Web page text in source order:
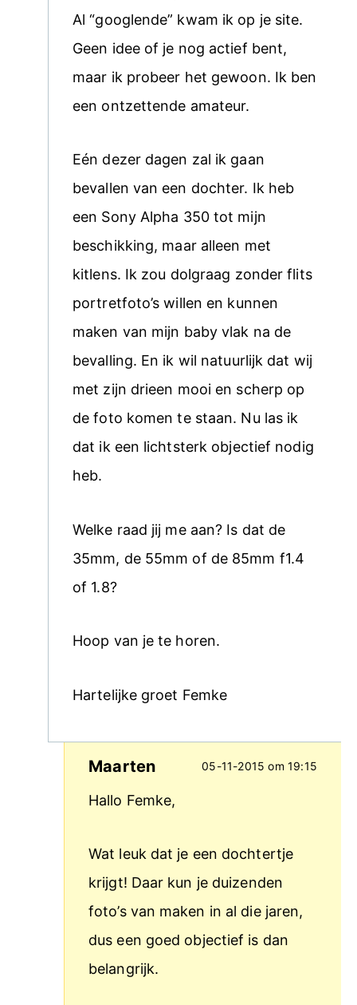
Al “googlende” kwam ik op je site.
Geen idee of je nog actief bent,
maar ik probeer het gewoon. Ik ben
een ontzettende amateur.
Eén dezer dagen zal ik gaan
bevallen van een dochter. Ik heb
een Sony Alpha 350 tot mijn
beschikking, maar alleen met
kitlens. Ik zou dolgraag zonder flits
portretfoto’s willen en kunnen
maken van mijn baby vlak na de
bevalling. En ik wil natuurlijk dat wij
met zijn drieen mooi en scherp op
de foto komen te staan. Nu las ik
dat ik een lichtsterk objectief nodig
heb.
Welke raad jij me aan? Is dat de
35mm, de 55mm of de 85mm f1.4
of 1.8?
Hoop van je te horen.
Hartelijke groet Femke
Maarten 05-11-2015 om 19:15
Hallo Femke,
Wat leuk dat je een dochtertje
krijgt! Daar kun je duizenden
foto’s van maken in al die jaren,
dus een goed objectief is dan
belangrijk.